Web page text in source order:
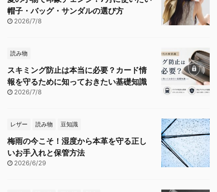
帽子・バッグ・サンダルの選び方
2026/7/8
読み物
スキミング防止は本当に必要？カード情
報を守るために知っておきたい基礎知識
2026/7/8
レザー 読み物 豆知識
梅雨の今こそ！湿度から本革を守る正し
いお手入れと保管方法
2026/6/29